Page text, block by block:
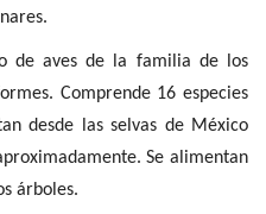
de aves de la familia de los
Comprende 16 especies
desde las selvas de México
Se alimentan
árboles.